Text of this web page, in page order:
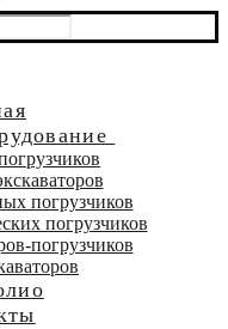
погрузчиков
погрузчиков
погрузчиков